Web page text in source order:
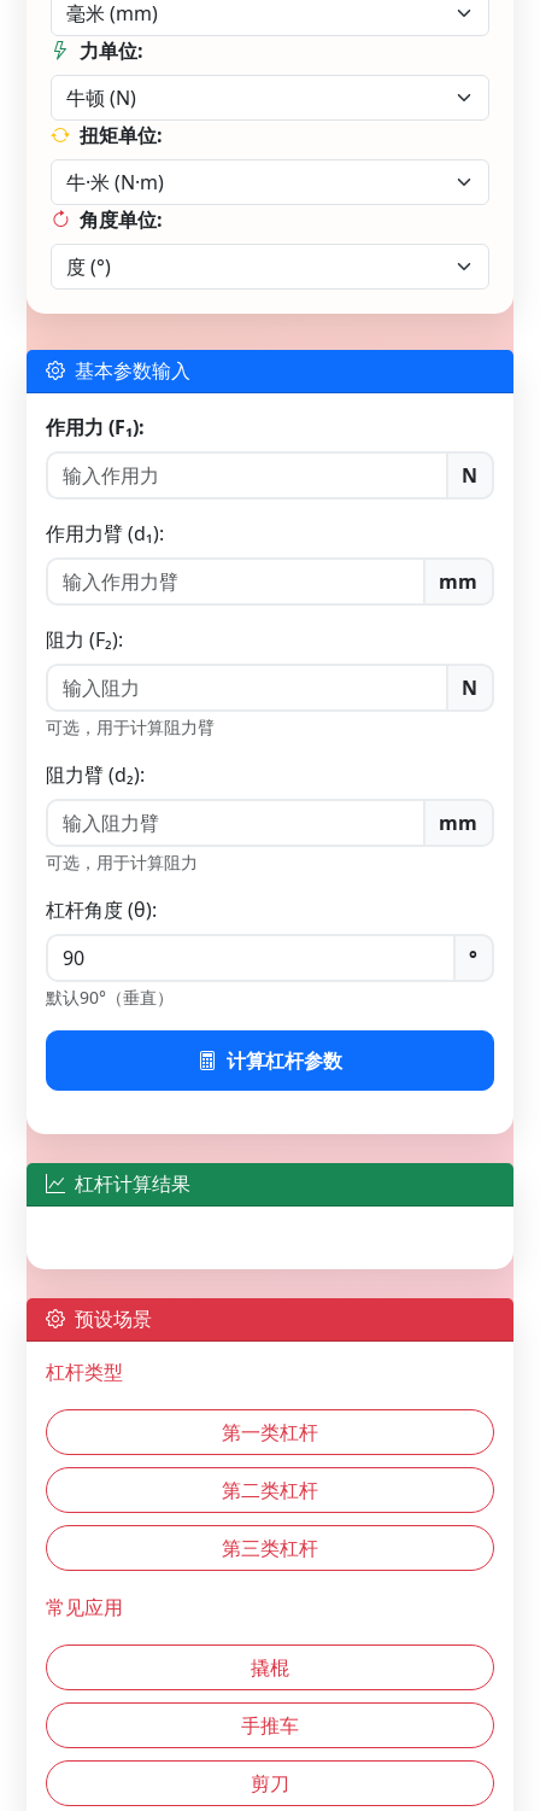
力单位:
扭矩单位:
角度单位:
基本参数输入
作用力 (F₁):
N
作用力臂 (d₁):
mm
阻力 (F₂):
N
可选，用于计算阻力臂
阻力臂 (d₂):
mm
可选，用于计算阻力
杠杆角度 (θ):
°
默认90°（垂直）
计算杠杆参数
杠杆计算结果
预设场景
杠杆类型
第一类杠杆
第二类杠杆
第三类杠杆
常见应用
撬棍
手推车
剪刀